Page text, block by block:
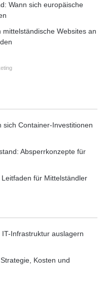
Wann sich europäische
Websites an
sich Container-Investitionen
Absperrkonzepte für
für Mittelständler
Infrastruktur auslagern
Kosten und